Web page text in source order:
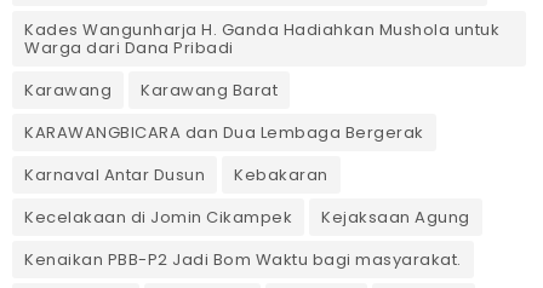
Kades Wangunharja H. Ganda Hadiahkan Mushola untuk
Warga dari Dana Pribadi ‎
Karawang
Karawang Barat
KARAWANGBICARA dan Dua Lembaga Bergerak
Karnaval Antar Dusun
Kebakaran
Kecelakaan di Jomin Cikampek
Kejaksaan Agung
Kenaikan PBB-P2 Jadi Bom Waktu bagi masyarakat.